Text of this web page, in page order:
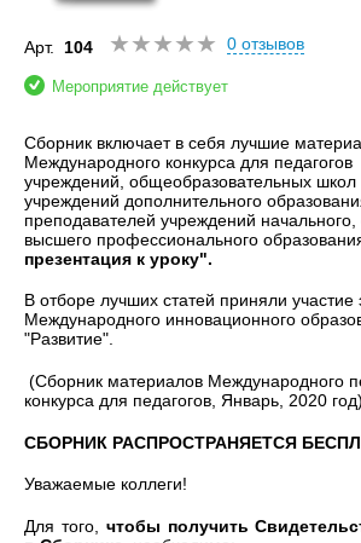
Арт. 104 0 отзывов
Мероприятие действует
Сборник включает в себя лучшие
Международного конкурса для
учреждений, общеобразовательных школ
учреждений дополнительного
преподавателей учреждений начального,
высшего профессионального
презентация к уроку".
В отборе лучших статей приняли участие
Международного инновационного
"Развитие".
(Сборник материалов Международного
конкурса для педагогов, Январь, 2020
СБОРНИК РАСПРОСТРАНЯЕТСЯ
Уважаемые коллеги!
Для того, чтобы получить